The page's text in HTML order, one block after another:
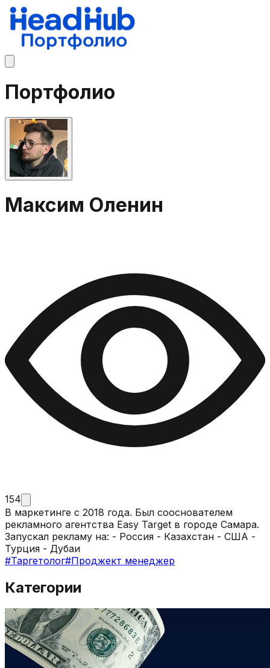
Портфолио
Максим Оленин
154
В маркетинге с 2018 года. Был сооснователем
рекламного агентства Easy Target в городе Самара.
Запускал рекламу на: - Россия - Казахстан - США -
Турция - Дубаи
#Таргетолог#Проджект менеджер
Категории